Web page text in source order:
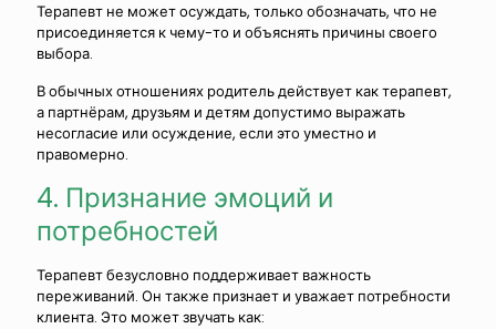
Терапевт не может осуждать, только обозначать, что не
присоединяется к чему-то и объяснять причины своего
выбора.
В обычных отношениях родитель действует как терапевт,
а партнёрам, друзьям и детям допустимо выражать
несогласие или осуждение, если это уместно и
правомерно.
4. Признание эмоций и
потребностей
Терапевт безусловно поддерживает важность
переживаний. Он также признает и уважает потребности
клиента. Это может звучать как: